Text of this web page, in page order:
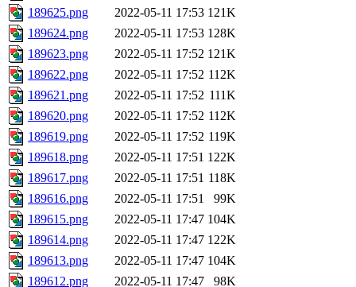
189625.png
2022-05-11 17:53 121K
189624.png
2022-05-11 17:53 128K
189623.png
2022-05-11 17:52 121K
189622.png
2022-05-11 17:52 112K
189621.png
2022-05-11 17:52 111K
189620.png
2022-05-11 17:52 112K
189619.png
2022-05-11 17:52 119K
189618.png
2022-05-11 17:51 122K
189617.png
2022-05-11 17:51 118K
189616.png
2022-05-11 17:51
99K
189615.png
2022-05-11 17:47 104K
189614.png
2022-05-11 17:47 122K
189613.png
2022-05-11 17:47 104K
189612.png
2022-05-11 17:47
98K